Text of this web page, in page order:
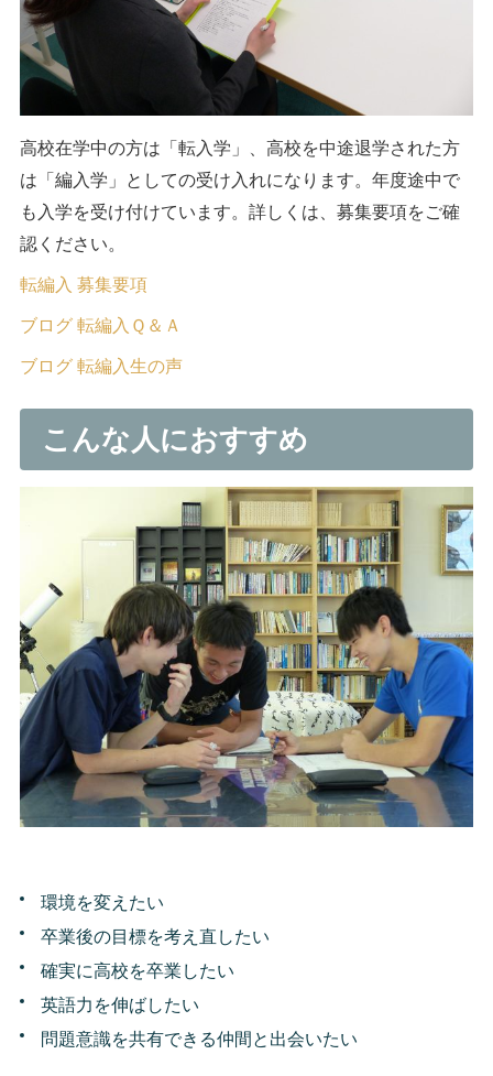
高校在学中の方は「転入学」、高校を中途退学された方
は「編入学」としての受け入れになります。年度途中で
も入学を受け付けています。詳しくは、募集要項をご確
認ください。
転編入 募集要項
ブログ 転編入Ｑ＆Ａ
ブログ 転編入生の声
こんな人におすすめ
環境を変えたい
卒業後の目標を考え直したい
確実に高校を卒業したい
英語力を伸ばしたい
問題意識を共有できる仲間と出会いたい